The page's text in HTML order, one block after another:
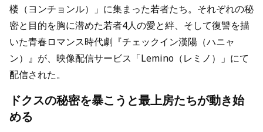
楼（ヨンチョンル）」に集まった若者たち。それぞれの秘
密と目的を胸に潜めた若者4人の愛と絆、そして復讐を描
いた青春ロマンス時代劇『チェックイン漢陽（ハニャ
ン）』が、映像配信サービス「Lemino（レミノ）」にて
配信された。
ドクスの秘密を暴こうと最上房たちが動き始
める